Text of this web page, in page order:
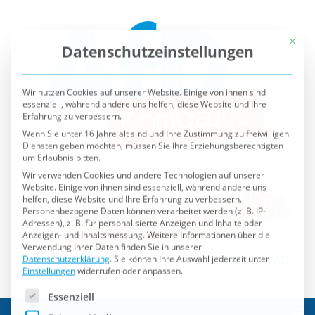
Datenschutzeinstellungen
Wir nutzen Cookies auf unserer Website. Einige von ihnen sind
Erfahrung zu verbessern.
Wenn Sie unter 16 Jahre alt sind und Ihre Zustimmung zu freiwilligen
um Erlaubnis bitten.
Wir verwenden Cookies und andere Technologien auf unserer
helfen, diese Website und Ihre Erfahrung zu verbessern.
Personenbezogene Daten können verarbeitet werden (z. B. IP-
Adressen), z. B. für personalisierte Anzeigen und Inhalte oder
Anzeigen- und Inhaltsmessung.Weitere Informationen über die
Verwendung Ihrer Daten finden Sie in unserer
Datenschutzerklärung.Sie können Ihre Auswahl jederzeit unter
Einstellungenwiderrufen oder anpassen.
Es folgt eine Liste der Service-Gruppen, für die eine
Essenziell
Externe Medien